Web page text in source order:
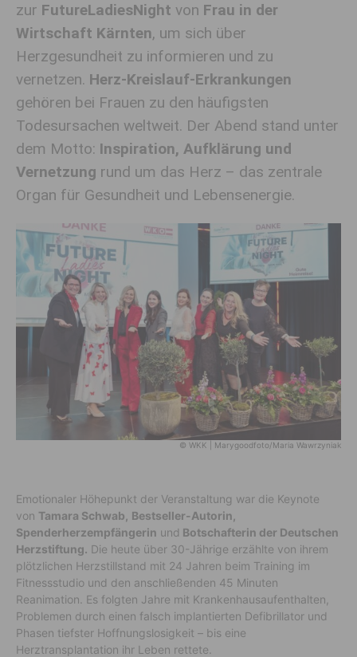
zur FutureLadiesNight von Frau in der
Wirtschaft Kärnten, um sich über
Herzgesundheit zu informieren und zu
vernetzen. Herz-Kreislauf-Erkrankungen
gehören bei Frauen zu den häufigsten
Todesursachen weltweit. Der Abend stand unter
dem Motto: Inspiration, Aufklärung und
Vernetzung rund um das Herz – das zentrale
Organ für Gesundheit und Lebensenergie.
© WKK | Marygoodfoto/Maria Wawrzyniak
Emotionaler Höhepunkt der Veranstaltung war die Keynote
von Tamara Schwab, Bestseller-Autorin,
Spenderherzempfängerin und Botschafterin der Deutschen
Herzstiftung. Die heute über 30-Jährige erzählte von ihrem
plötzlichen Herzstillstand mit 24 Jahren beim Training im
Fitnessstudio und den anschließenden 45 Minuten
Reanimation. Es folgten Jahre mit Krankenhausaufenthalten,
Problemen durch einen falsch implantierten Defibrillator und
Phasen tiefster Hoffnungslosigkeit – bis eine
Herztransplantation ihr Leben rettete.